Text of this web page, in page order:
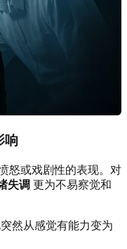
响
怒或戏剧性的表现。对
失调 更为不易察觉和
然从感觉有能力变为